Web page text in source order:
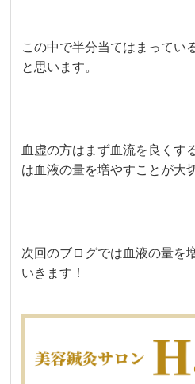
この中で半分当てはまってい
と思います。
血虚の方はまず血流を良くす
は血液の量を増やすことが大
次回のブログでは血液の量を
いきます！